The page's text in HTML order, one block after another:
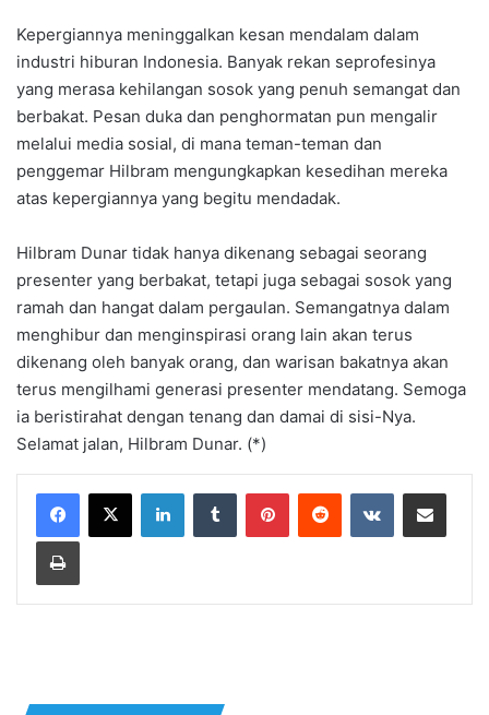
Kepergiannya meninggalkan kesan mendalam dalam
industri hiburan Indonesia. Banyak rekan seprofesinya
yang merasa kehilangan sosok yang penuh semangat dan
berbakat. Pesan duka dan penghormatan pun mengalir
melalui media sosial, di mana teman-teman dan
penggemar Hilbram mengungkapkan kesedihan mereka
atas kepergiannya yang begitu mendadak.
Hilbram Dunar tidak hanya dikenang sebagai seorang
presenter yang berbakat, tetapi juga sebagai sosok yang
ramah dan hangat dalam pergaulan. Semangatnya dalam
menghibur dan menginspirasi orang lain akan terus
dikenang oleh banyak orang, dan warisan bakatnya akan
terus mengilhami generasi presenter mendatang. Semoga
ia beristirahat dengan tenang dan damai di sisi-Nya.
Selamat jalan, Hilbram Dunar. (*)
LinkedInTumblr PinterestReddit VKontakteShare via Email
Print